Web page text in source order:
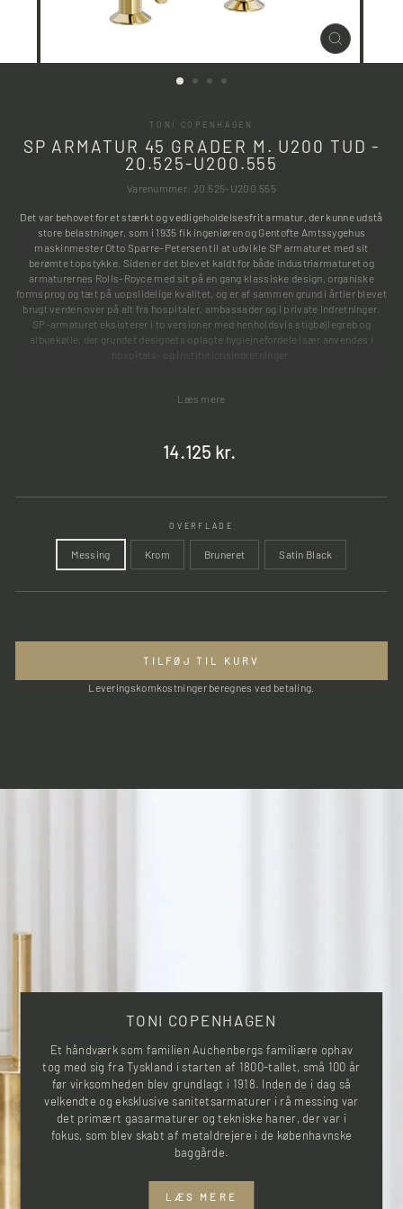
LUK
(ESC)
TONI COPENHAGEN
SP ARMATUR 45 GRADER M. U200 TUD -
20.525-U200.555
Varenummer: 20.525-U200.555
Det var behovet for et stærkt og vedligeholdelsesfrit armatur, der kunne udstå
store belastninger, som i 1935 fik ingeniøren og Gentofte Amtssygehus
maskinmester Otto Sparre-Petersen til at udvikle SP armaturet med sit
berømte topstykke. Siden er det blevet kaldt for både industriarmaturet og
armaturernes Rolls-Royce med sit på en gang klassiske design, organiske
formsprog og tæt på uopslidelige kvalitet, og er af sammen grund i årtier blevet
brugt verden over på alt fra hospitaler, ambassader og i private indretninger.
SP-armaturet eksisterer i to versioner med henholdsvis stigbøjlegreb og
albuekølle, der grundet designets oplagte hygiejnefordele især anvendes i
hospitals- og institutionsindretninger.
Læs mere
Normalpris
14.125 kr.
OVERFLADE
Messing Krom Bruneret Satin Black
TILFØJ TIL KURV
Leveringskomkostninger beregnes ved betaling.
TONI COPENHAGEN
Et håndværk som familien Auchenbergs familiære ophav
tog med sig fra Tyskland i starten af 1800-tallet, små 100 år
før virksomheden blev grundlagt i 1918. Inden de i dag så
velkendte og eksklusive sanitetsarmaturer i rå messing var
det primært gasarmaturer og tekniske haner, der var i
fokus, som blev skabt af metaldrejere i de københavnske
baggårde.
LÆS MERE